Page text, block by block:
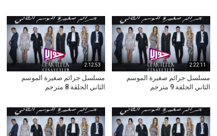
2:22:11
مسلسل جرائم صغيرة الموسم
الثاني الحلقة 9 مترجم
2:12:53
مسلسل جرائم صغيرة الموسم
الثاني الحلقة 8 مترجم